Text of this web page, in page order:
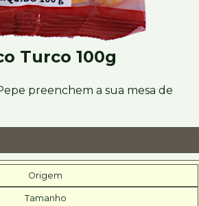
Turco 100g
preenchem a sua mesa de
Origem
Tamanho